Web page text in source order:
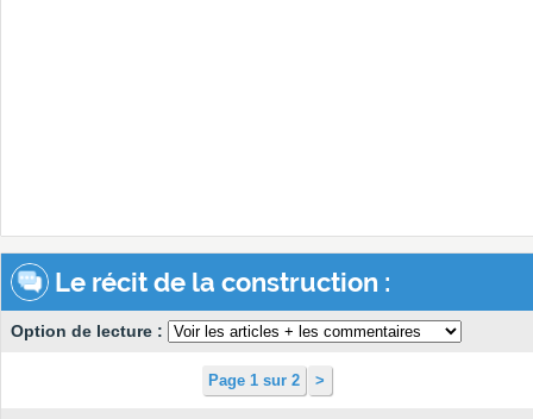
Le récit de la construction :
Option de lecture :
Page 1 sur 2 >